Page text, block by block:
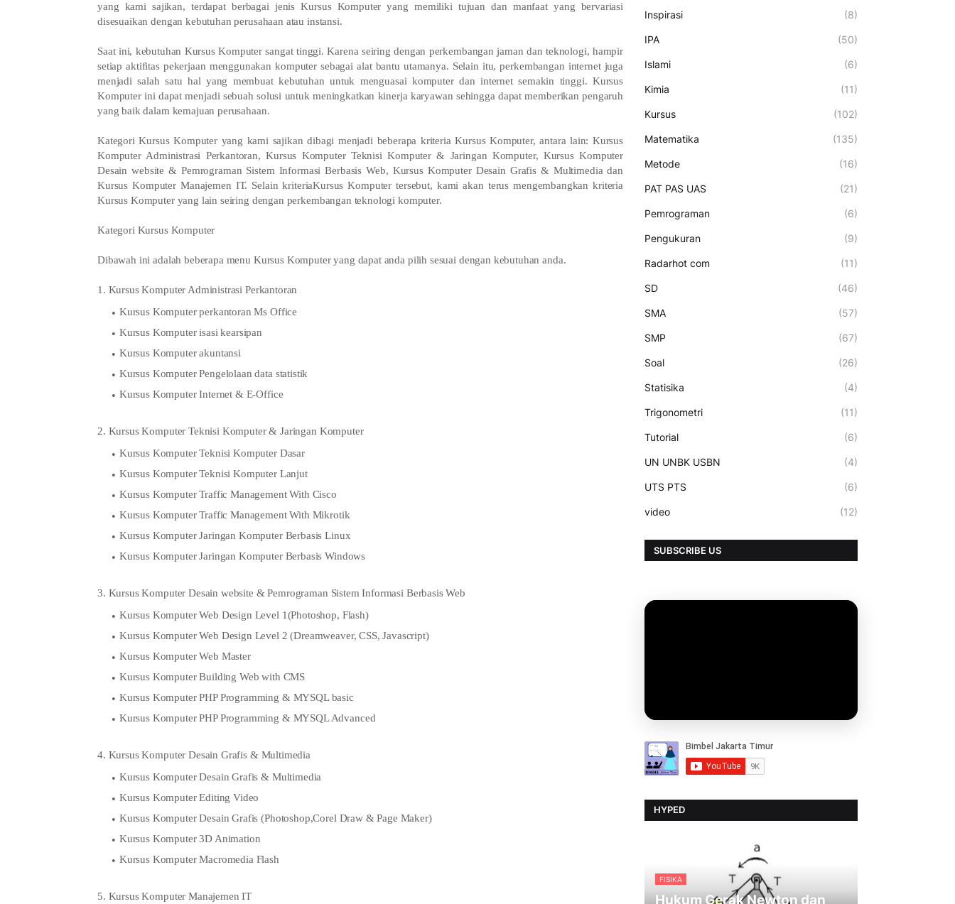
yang kami sajikan, terdapat berbagai jenis Kursus Komputer yang memiliki tujuan dan manfaat yang bervariasi
disesuaikan dengan kebutuhan perusahaan atau instansi.
Saat ini, kebutuhan Kursus Komputer sangat tinggi. Karena seiring dengan perkembangan jaman dan teknologi, hampir
setiap aktifitas pekerjaan menggunakan komputer sebagai alat bantu utamanya. Selain itu, perkembangan internet juga
menjadi salah satu hal yang membuat kebutuhan untuk menguasai komputer dan internet semakin tinggi. Kursus
Komputer ini dapat menjadi sebuah solusi untuk meningkatkan kinerja karyawan sehingga dapat memberikan pengaruh
yang baik dalam kemajuan perusahaan.
Kategori Kursus Komputer yang kami sajikan dibagi menjadi beberapa kriteria Kursus Komputer, antara lain: Kursus
Komputer Administrasi Perkantoran, Kursus Komputer Teknisi Komputer & Jaringan Komputer, Kursus Komputer
Desain website & Pemrograman Sistem Informasi Berbasis Web, Kursus Komputer Desain Grafis & Multimedia dan
Kursus Komputer Manajemen IT. Selain kriteriaKursus Komputer tersebut, kami akan terus mengembangkan kriteria
Kursus Komputer yang lain seiring dengan perkembangan teknologi komputer.
Kategori Kursus Komputer
Dibawah ini adalah beberapa menu Kursus Komputer yang dapat anda pilih sesuai dengan kebutuhan anda.
1. Kursus Komputer Administrasi Perkantoran
Kursus Komputer perkantoran Ms Office
Kursus Komputer isasi kearsipan
Kursus Komputer akuntansi
Kursus Komputer Pengelolaan data statistik
Kursus Komputer Internet & E-Office
2. Kursus Komputer Teknisi Komputer & Jaringan Komputer
Kursus Komputer Teknisi Komputer Dasar
Kursus Komputer Teknisi Komputer Lanjut
Kursus Komputer Traffic Management With Cisco
Kursus Komputer Traffic Management With Mikrotik
Kursus Komputer Jaringan Komputer Berbasis Linux
Kursus Komputer Jaringan Komputer Berbasis Windows
3. Kursus Komputer Desain website & Pemrograman Sistem Informasi Berbasis Web
Kursus Komputer Web Design Level 1(Photoshop, Flash)
Kursus Komputer Web Design Level 2 (Dreamweaver, CSS, Javascript)
Kursus Komputer Web Master
Kursus Komputer Building Web with CMS
Kursus Komputer PHP Programming & MYSQL basic
Kursus Komputer PHP Programming & MYSQL Advanced
4. Kursus Komputer Desain Grafis & Multimedia
Kursus Komputer Desain Grafis & Multimedia
Kursus Komputer Editing Video
Kursus Komputer Desain Grafis (Photoshop,Corel Draw & Page Maker)
Kursus Komputer 3D Animation
Kursus Komputer Macromedia Flash
5. Kursus Komputer Manajemen IT
Inspirasi (8)
IPA (50)
Islami (6)
Kimia (11)
Kursus (102)
Matematika (135)
Metode (16)
PAT PAS UAS (21)
Pemrograman (6)
Pengukuran (9)
Radarhot com (11)
SD (46)
SMA (57)
SMP (67)
Soal (26)
Statisika (4)
Trigonometri (11)
Tutorial (6)
UN UNBK USBN (4)
UTS PTS (6)
video (12)
SUBSCRIBE US
HYPED
FISIKA
Hukum Gerak Newton dan